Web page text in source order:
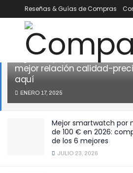
ÚLTIMOS TENDENCIA
¡Increíbles ofertas en
digitales populares!
mejor relación calidad-
aquí
ENERO 17, 2025
Mejor smartwatch por
de 100 € en 2026:
de los 6 mejores
JULIO 23, 2026
Reseñas & Guías de Compras